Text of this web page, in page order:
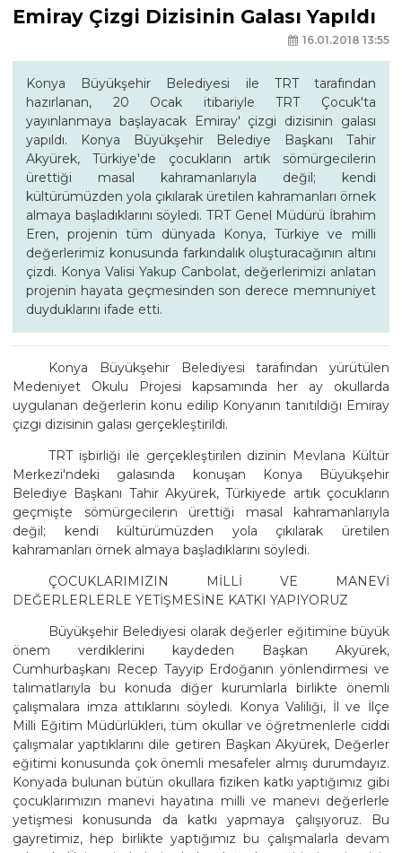
Emiray Çizgi Dizisinin Galası Yapıldı
16.01.2018 13:55
Konya Büyükşehir Belediyesi ile TRT tarafından
hazırlanan, 20 Ocak itibariyle TRT Çocuk'ta
yayınlanmaya başlayacak Emiray' çizgi dizisinin galası
yapıldı. Konya Büyükşehir Belediye Başkanı Tahir
Akyürek, Türkiye'de çocukların artık sömürgecilerin
ürettiği masal kahramanlarıyla değil; kendi
kültürümüzden yola çıkılarak üretilen kahramanları örnek
almaya başladıklarını söyledi. TRT Genel Müdürü İbrahim
Eren, projenin tüm dünyada Konya, Türkiye ve milli
değerlerimiz konusunda farkındalık oluşturacağının altını
çizdi. Konya Valisi Yakup Canbolat, değerlerimizi anlatan
projenin hayata geçmesinden son derece memnuniyet
duyduklarını ifade etti.
Konya Büyükşehir Belediyesi tarafından yürütülen
Medeniyet Okulu Projesi kapsamında her ay okullarda
uygulanan değerlerin konu edilip Konyanın tanıtıldığı Emiray
çizgi dizisinin galası gerçekleştirildi.
TRT işbirliği ile gerçekleştirilen dizinin Mevlana Kültür
Merkezi'ndeki galasında konuşan Konya Büyükşehir
Belediye Başkanı Tahir Akyürek, Türkiyede artık çocukların
geçmişte sömürgecilerin ürettiği masal kahramanlarıyla
değil; kendi kültürümüzden yola çıkılarak üretilen
kahramanları örnek almaya başladıklarını söyledi.
ÇOCUKLARIMIZIN MİLLİ VE MANEVİ
DEĞERLERLERLE YETİŞMESİNE KATKI YAPIYORUZ
Büyükşehir Belediyesi olarak değerler eğitimine büyük
önem verdiklerini kaydeden Başkan Akyürek,
Cumhurbaşkanı Recep Tayyip Erdoğanın yönlendirmesi ve
talimatlarıyla bu konuda diğer kurumlarla birlikte önemli
çalışmalara imza attıklarını söyledi. Konya Valiliği, İl ve İlçe
Milli Eğitim Müdürlükleri, tüm okullar ve öğretmenlerle ciddi
çalışmalar yaptıklarını dile getiren Başkan Akyürek, Değerler
eğitimi konusunda çok önemli mesafeler almış durumdayız.
Konyada bulunan bütün okullara fiziken katkı yaptığımız gibi
çocuklarımızın manevi hayatına milli ve manevi değerlerle
yetişmesi konusunda da katkı yapmaya çalışıyoruz. Bu
gayretimiz, hep birlikte yaptığımız bu çalışmalarla devam